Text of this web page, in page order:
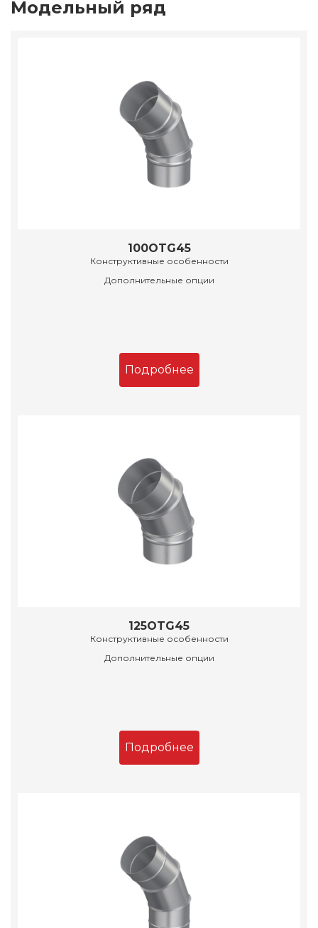
Модельный ряд
100OTG45
Конструктивные особенности
Дополнительные опции
Подробнее
125OTG45
Конструктивные особенности
Дополнительные опции
Подробнее